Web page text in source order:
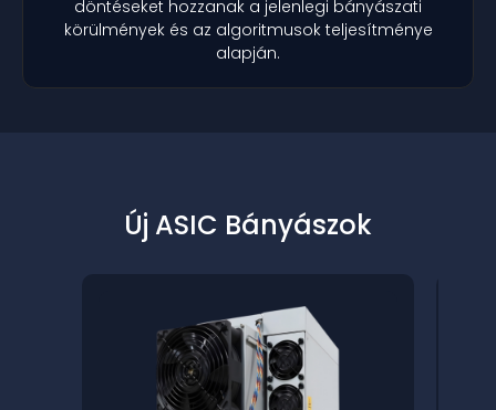
döntéseket hozzanak a jelenlegi bányászati
körülmények és az algoritmusok teljesítménye
alapján.
Új ASIC Bányászok